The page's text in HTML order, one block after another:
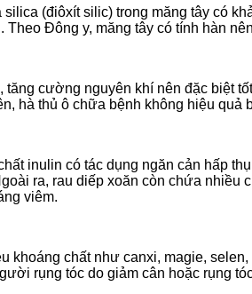
silica (điôxít silic) trong măng tây có
Theo Đông y, măng tây có tính hàn
tăng cường nguyên khí nên đặc biệt
hà thủ ô chữa bệnh không hiệu
inulin có tác dụng ngăn cản hấp
ra, rau diếp xoăn còn chứa
viêm.
khoáng chất như canxi, magie,
rụng tóc do giảm cân hoặc rụng